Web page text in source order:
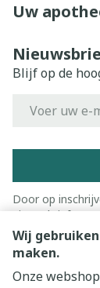
Wij
maken.
Onze
Uw
Blijf op de
Door op
nieuwsbrief en